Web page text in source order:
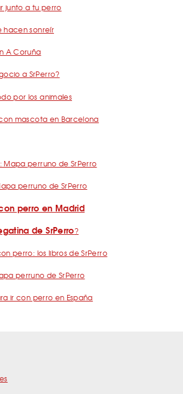
junto a tu perro
hacen sonreír
A Coruña
a SrPerro?
por los animales
mascota en Barcelona
perruno de SrPerro
perruno de SrPerro
perro en Madrid
de SrPerro?
perro: los libros de SrPerro
perruno de SrPerro
ir con perro en España